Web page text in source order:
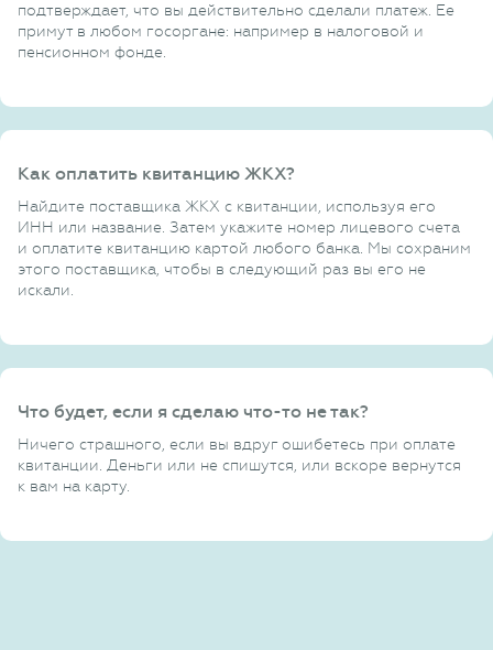
подтверждает, что вы действительно сделали платеж. Ее
примут в любом госоргане: например в налоговой и
пенсионном фонде.
Как оплатить квитанцию ЖКХ?
Найдите поставщика ЖКХ с квитанции, используя его
ИНН или название. Затем укажите номер лицевого счета
и оплатите квитанцию картой любого банка. Мы сохраним
этого поставщика, чтобы в следующий раз вы его не
искали.
Что будет, если я сделаю что-то не так?
Ничего страшного, если вы вдруг ошибетесь при оплате
квитанции. Деньги или не спишутся, или вскоре вернутся
к вам на карту.